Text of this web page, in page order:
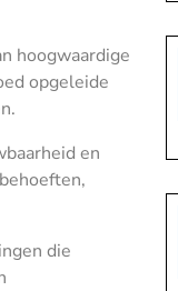
hoogwaardige
opgeleide
en
die